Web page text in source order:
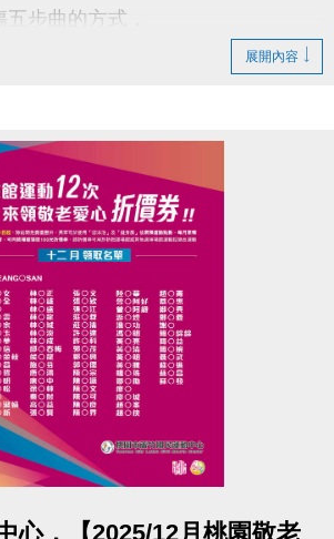
步曲的方式，
，提供一個被理解的空間，
與自我找顧：
定與覺察
議題的心理陪伴
探索與療癒
14:00－16:00
運動中心 3樓社區教室
時光心理諮商 — 實習諮商心理師
理劇相關專業訓練
#106
展開內容
心，【2025/12月桃園敬老